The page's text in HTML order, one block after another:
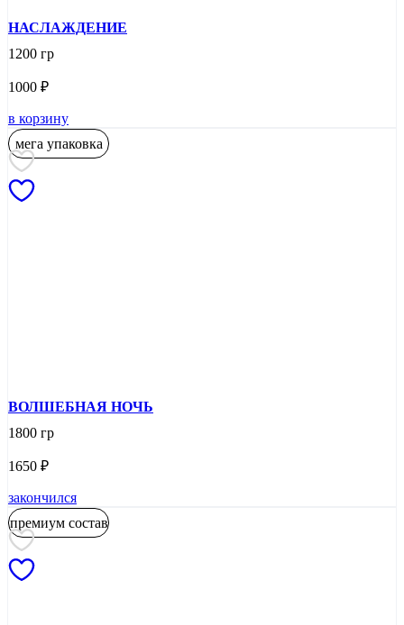
НАСЛАЖДЕНИЕ
1200 гр
1000 ₽
в корзину
мега упаковка
ВОЛШЕБНАЯ НОЧЬ
1800 гр
1650 ₽
закончился
премиум состав